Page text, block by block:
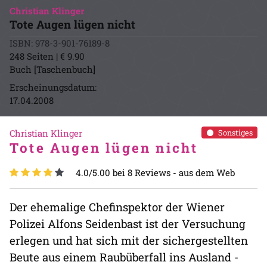
Christian Klinger
Tote Augen lügen nicht
ISBN: 978-3-901-76189-8
248 Seiten | € 9.90
Buch [Taschenbuch]
Erscheinungsdatum:
17.04.2008
Sonstiges
Christian Klinger
Tote Augen lügen nicht
4.0/5.00 bei 8 Reviews - aus dem Web
Der ehemalige Chefinspektor der Wiener
Polizei Alfons Seidenbast ist der Versuchung
erlegen und hat sich mit der sichergestellten
Beute aus einem Raubüberfall ins Ausland -